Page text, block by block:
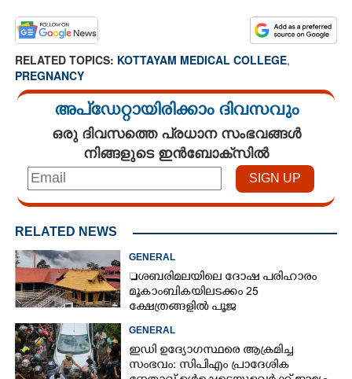
RELATED TOPICS: KOTTAYAM MEDICAL COLLEGE,
PREGNANCY
അപ്ഡേറ്റായിരിക്കാം ദിവസവും
ഒരു ദിവസത്തെ പ്രധാന സംഭവങ്ങൾ
നിങ്ങളുടെ ഇൻബോക്സിൽ
RELATED NEWS
GENERAL
ശബരിമലയിലെ ദോഷ പരിഹാരം
മൂകാംബികയിലടക്കം 25
ക്ഷേത്രങ്ങളിൽ പൂജ
GENERAL
ഇഡി ഉദ്യോഗസ്ഥരെ ആക്രമിച്ച
സംഭവം: സിപിഎം പ്രാദേശിക